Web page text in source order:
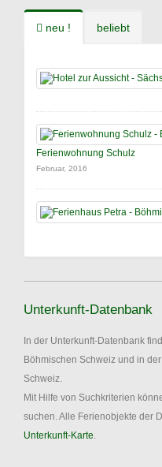
neu ! beliebt
Ferienwohnung Schulz
Februar, 2016
Unterkunft-Datenbank
In der Unterkunft-Datenbank
Böhmischen Schweiz und in
Schweiz.
Mit Hilfe von Suchkriterien
suchen. Alle Ferienobjekte der
Unterkunft-Karte.